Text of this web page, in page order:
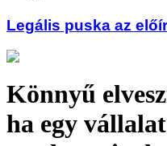
Legális puska az
Könnyű
ha egy